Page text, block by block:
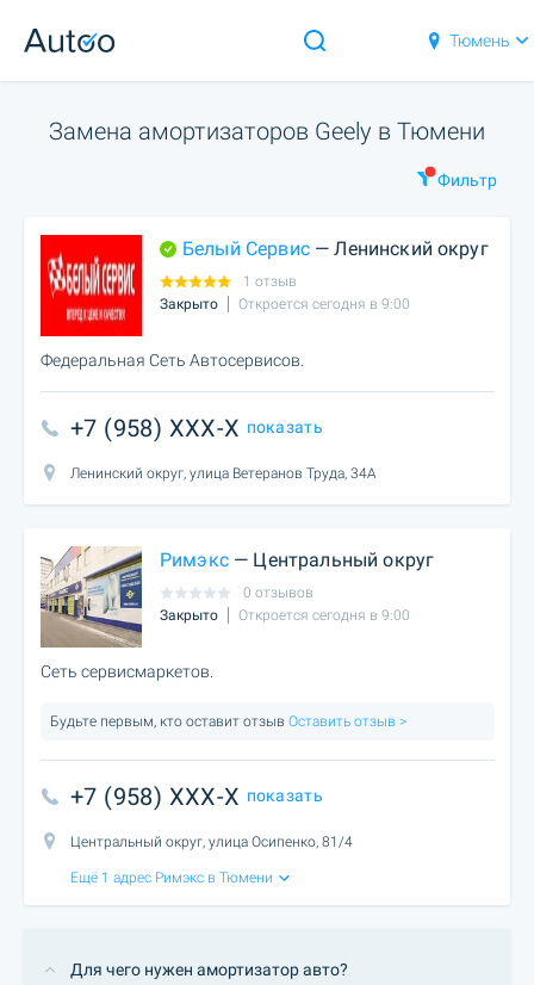
Тюмень
Замена амортизаторов Geely в Тюмени
Фильтр
Белый Сервис— Ленинский округ
1 отзыв
Закрыто
Откроется сегодня в 9:00
Федеральная Сеть Автосервисов.
+7 (958) XXX-X показать
Ленинский округ, улица Ветеранов Труда, 34А
Римэкс— Центральный округ
0 отзывов
Закрыто
Откроется сегодня в 9:00
Сеть сервисмаркетов.
Будьте первым, кто оставит отзыв Оставить отзыв >
+7 (958) XXX-X показать
Центральный округ, улица Осипенко, 81/4
Ещё 1 адрес Римэкс в Тюмени
Для чего нужен амортизатор авто?